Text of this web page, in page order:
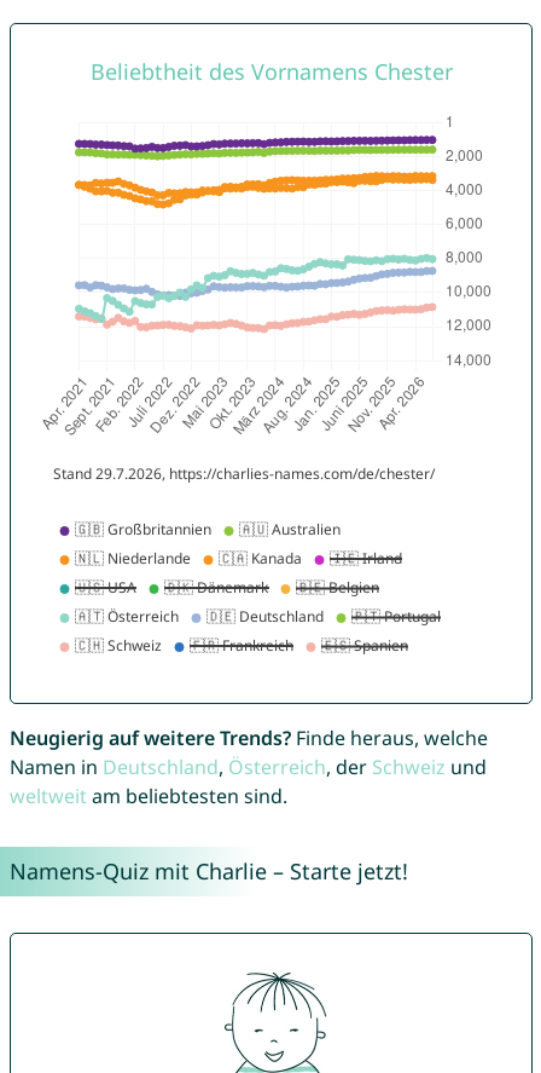
Neugierig auf weitere Trends?Finde heraus, welche
Namen in Deutschland, Österreich, der Schweiz und
weltweitam beliebtesten sind.
Namens-Quiz mit Charlie – Starte jetzt!